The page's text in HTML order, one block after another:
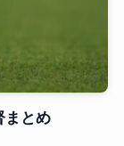
まとめ